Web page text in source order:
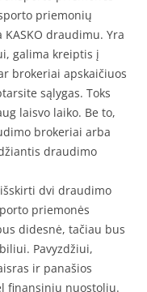
priemonių
draudimu. Yra
galima kreiptis į
brokeriai apskaičiuos
sąlygas. Toks
laisvo laiko. Be to,
brokeriai arba
draudimo
dvi draudimo
priemonės
didesnė, tačiau bus
Pavyzdžiui,
ir panašios
finansinių nuostolių.